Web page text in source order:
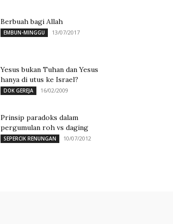
Berbuah bagi Allah
EMBUN-MINGGU 13/07/2017
Yesus bukan Tuhan dan Yesus
hanya di utus ke Israel?
DOK GEREJA 16/02/2009
Prinsip paradoks dalam
pergumulan roh vs daging
SEPERCIK RENUNGAN 10/07/2012